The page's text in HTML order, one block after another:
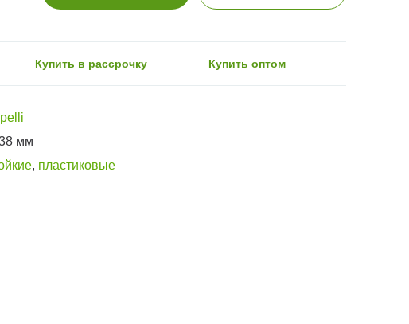
Купить в рассрочку Купить оптом
мм
, пластиковые